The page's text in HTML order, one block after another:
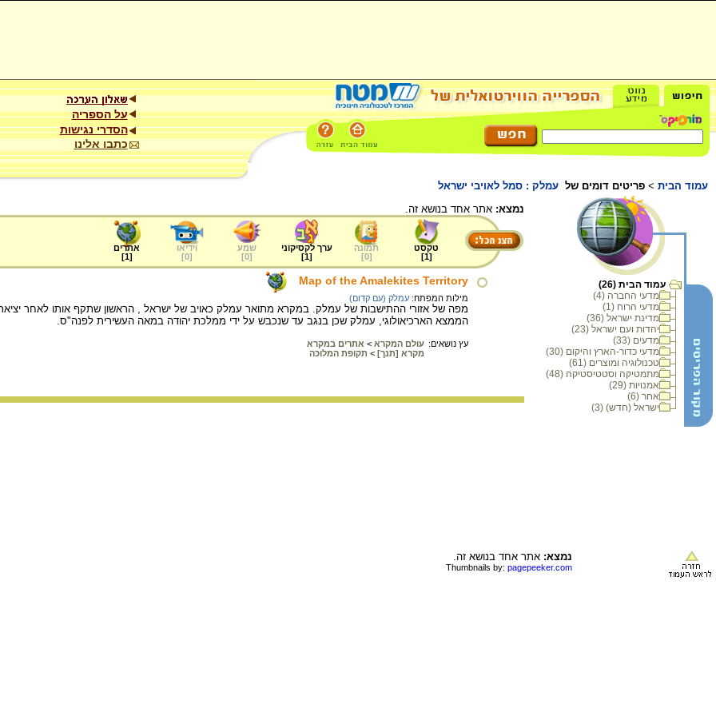
על הספריה
הסדרי נגישות
כתבו אלינו
עמוד הבית > פריטים דומים של עמלק : סמל לאויבי ישראל
עמוד הבית (26)
מדעי החברה (4)
מדעי הרוח (1)
מדינת ישראל (36)
יהדות ועם ישראל (23)
מדעים (33)
מדעי כדור-הארץ והיקום (30)
טכנולוגיה ומוצרים (61)
מתמטיקה וסטטיסטיקה (48)
אמנויות (29)
אחר (6)
ישראל (חדש) (3)
נמצא: אתר אחד בנושא זה.
טקסט
[
1
]
תמונה
[
0
]
ערך לקסיקוני
[
1
]
שמע
[
0
]
וידיאו
[
0
]
אתרים
[
1
]
Map of the Amalekites Territory
מילות המפתח: עמלק (עם קדום)
מפה של אזורי ההתישבות של עמלק. במקרא מתואר עמלק כאויב של ישראל , הראשון שתקף אותו לאחר
הממצא הארכיאולוגי, עמלק שכן בנגב עד שנכבש על ידי ממלכת יהודה במאה העשירית לפנה"ס.
עץ נושאים: עולם המקרא > אתרים במקרא
מקרא [תנך] > תקופת המלוכה
נמצא: אתר אחד בנושא זה.
Thumbnails by: pagepeeker.com